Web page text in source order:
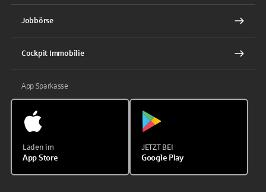
Jobbörse
Cockpit Immobilie
App Sparkasse
Laden im
App Store
JETZT BEI
Google Play